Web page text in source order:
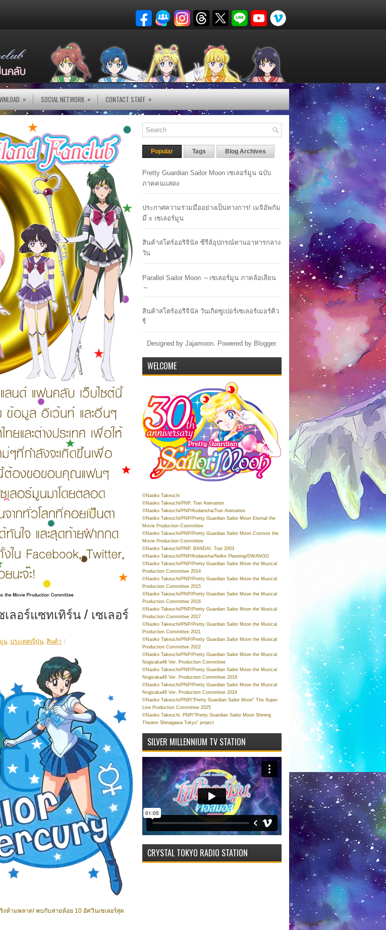
» SOCIAL NETWORK » CONTACT STAFF »
อร์แซทเทิร์น / เซเลอร์
น, ประเทศญี่ปุ่น, สินค้า
ห้ามพลาด! พบกับสายห้อย 10 อัศวินเซเลอร์สุด
Popular Tags Blog Archives
Pretty Guardian Sailor Moon เซเลอร์มูน ฉบับ
ภาคคนแสดง
ประกาศความร่วมมืออย่างเป็นทางการ! เมจิอัพกัม
มี่ x เซเลอร์มูน
สินค้าสโตร์ออริจินัล ซีรีส์อุปกรณ์ทานอาหารกลาง
วัน
Parallel Sailor Moon ～เซเลอร์มูน ภาคล้อเลียน
～
สินค้าสโตร์ออริจินัล วันเกิดซูเปอร์เซเลอร์เมอร์คิว
รี่
Designed by Jajamoon. Powered by Blogger.
WELCOME
©Naoko Takeuchi
©Naoko Takeuchi/PNP, Toei Animation
©Naoko Takeuchi/PNP/Kodansha/Toei Animation
©Naoko Takeuchi/PNP/Pretty Guardian Sailor Moon Eternal the
Movie Production Committee
©Naoko Takeuchi/PNP/Pretty Guardian Sailor Moon Cosmos the
Movie Production Committee
©Naoko Takeuchi/PNP, BANDAI, Toei 2003
©Naoko Takeuchi/PNP/Kodansha/Nelke Planning/DWANGO
©Naoko Takeuchi/PNP/Pretty Guardian Sailor Moon the Musical
Production Committee 2014
©Naoko Takeuchi/PNP/Pretty Guardian Sailor Moon the Musical
Production Committee 2015
©Naoko Takeuchi/PNP/Pretty Guardian Sailor Moon the Musical
Production Committee 2016
©Naoko Takeuchi/PNP/Pretty Guardian Sailor Moon the Musical
Production Committee 2017
©Naoko Takeuchi/PNP/Pretty Guardian Sailor Moon the Musical
Production Committee 2021
©Naoko Takeuchi/PNP/Pretty Guardian Sailor Moon the Musical
Production Committee 2022
©Naoko Takeuchi/PNP/Pretty Guardian Sailor Moon the Musical
Nogizaka46 Ver. Production Committee
©Naoko Takeuchi/PNP/Pretty Guardian Sailor Moon the Musical
Nogizaka46 Ver. Production Committee 2019
©Naoko Takeuchi/PNP/Pretty Guardian Sailor Moon the Musical
Nogizaka46 Ver. Production Committee 2024
©Naoko Takeuchi/PNP/“Pretty Guardian Sailor Moon” The Super
Live Production Committee 2025
©Naoko Takeuchi, PNP/“Pretty Guardian Sailor Moon Shining
Theater Shinagawa Tokyo” project
SILVER MILLENNIUM TV STATION
CRYSTAL TOKYO RADIO STATION